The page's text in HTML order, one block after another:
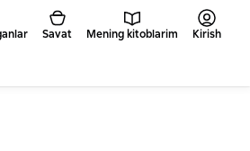
Savat Mening kitoblarim Kirish